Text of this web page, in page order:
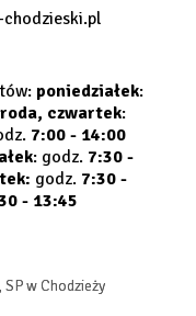
poniedziałek:
czwartek:
7:00 - 14:00
: godz. 7:30 -
godz. 7:30 -
- 13:45
w Chodzieży